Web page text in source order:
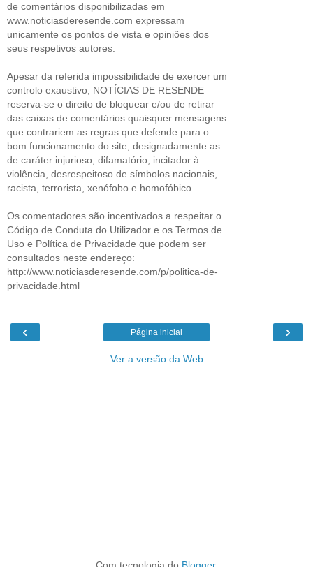
de comentários disponibilizadas em
www.noticiasderesende.com expressam
unicamente os pontos de vista e opiniões dos
seus respetivos autores.
Apesar da referida impossibilidade de exercer um
controlo exaustivo, NOTÍCIAS DE RESENDE
reserva-se o direito de bloquear e/ou de retirar
das caixas de comentários quaisquer mensagens
que contrariem as regras que defende para o
bom funcionamento do site, designadamente as
de caráter injurioso, difamatório, incitador à
violência, desrespeitoso de símbolos nacionais,
racista, terrorista, xenófobo e homofóbico.
Os comentadores são incentivados a respeitar o
Código de Conduta do Utilizador e os Termos de
Uso e Política de Privacidade que podem ser
consultados neste endereço:
http://www.noticiasderesende.com/p/politica-de-
privacidade.html
‹ ›
Página inicial
Ver a versão da Web